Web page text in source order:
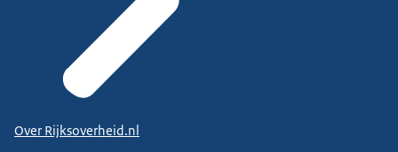
Over Rijksoverheid.nl